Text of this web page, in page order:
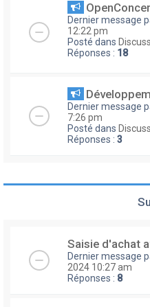
Dernier message
12:22 pm
Posté dans
Réponses : 18
Dernier message
7:26 pm
Posté dans
Réponses : 3
Saisie d'achat
Dernier message
2024 10:27 am
Réponses : 8